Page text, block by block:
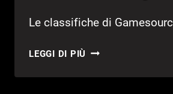
Le classifiche di
LEGGI DI PIÙ CLASSIFICHE,
VENDITE